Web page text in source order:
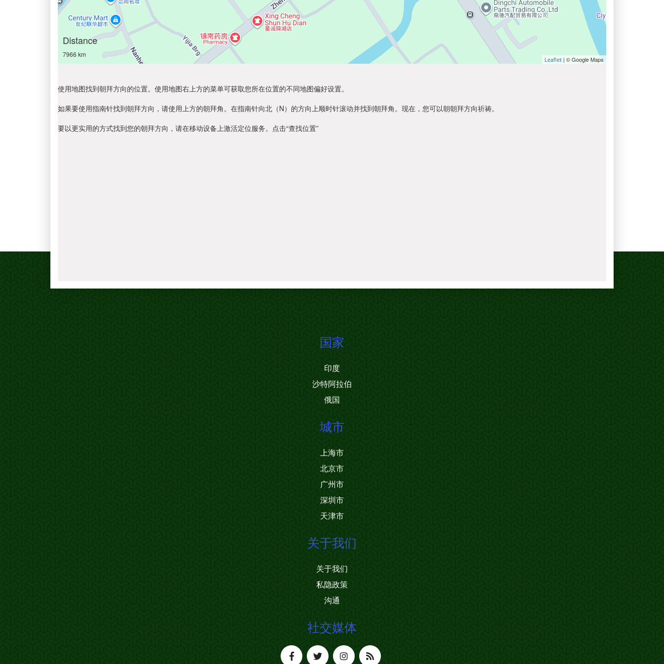
Distance
7966 km
Leaflet | © Google Maps
使用地图找到朝拜方向的位置。使用地图右上方的菜单可获取您所在位置的不同地图偏好设置。
如果要使用指南针找到朝拜方向，请使用上方的朝拜角。在指南针向北（N）的方向上顺时针滚动并找到朝拜角。现在，您可以朝朝拜方向祈祷。
要以更实用的方式找到您的朝拜方向，请在移动设备上激活定位服务。点击“查找位置”
国家
印度
沙特阿拉伯
俄国
城市
上海市
北京市
广州市
深圳市
天津市
关于我们
关于我们
私隐政策
沟通
社交媒体